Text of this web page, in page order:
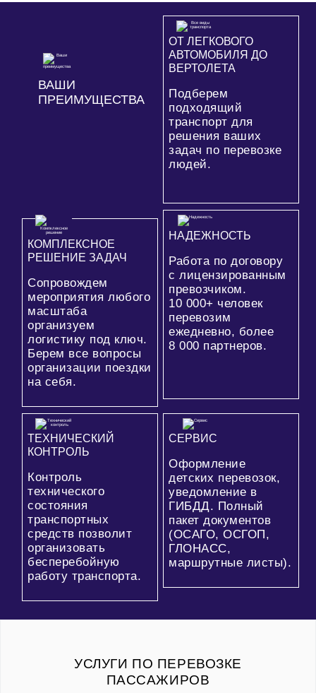
ВАШИ
ПРЕИМУЩЕСТВА
ОТ ЛЕГКОВОГО
АВТОМОБИЛЯ ДО
ВЕРТОЛЕТА
Подберем
подходящий
транспорт для
решения ваших
задач по перевозке
людей.
КОМПЛЕКСНОЕ
РЕШЕНИЕ ЗАДАЧ
Сопровождем
мероприятия любого
масштаба
организуем
логистику под ключ.
Берем все вопросы
организации поездки
на себя.
НАДЕЖНОСТЬ
Работа по договору
с лицензированным
превозчиком.
10 000+ человек
перевозим
ежедневно, более
8 000 партнеров.
ТЕХНИЧЕСКИЙ
КОНТРОЛЬ
Контроль
технического
состояния
транспортных
средств позволит
организовать
бесперебойную
работу транспорта.
СЕРВИС
Оформление
детских перевозок,
уведомление в
ГИБДД. Полный
пакет документов
(ОСАГО, ОСГОП,
ГЛОНАСС,
маршрутные листы).
УСЛУГИ ПО ПЕРЕВОЗКЕ
ПАССАЖИРОВ